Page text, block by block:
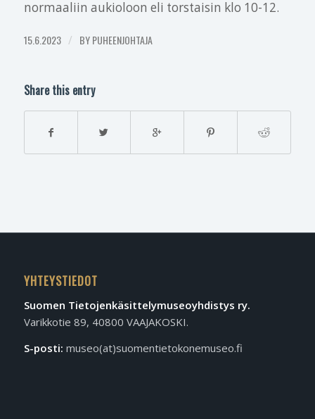
normaaliin aukioloon eli torstaisin klo 10-12.
15.6.2023 / BYPUHEENJOHTAJA
Share this entry
YHTEYSTIEDOT
Suomen Tietojen­käsittely­museo­yhdistys ry.
Varikkotie 89, 40800 VAAJAKOSKI.
S-posti: museo(at)suomentietokonemuseo.fi